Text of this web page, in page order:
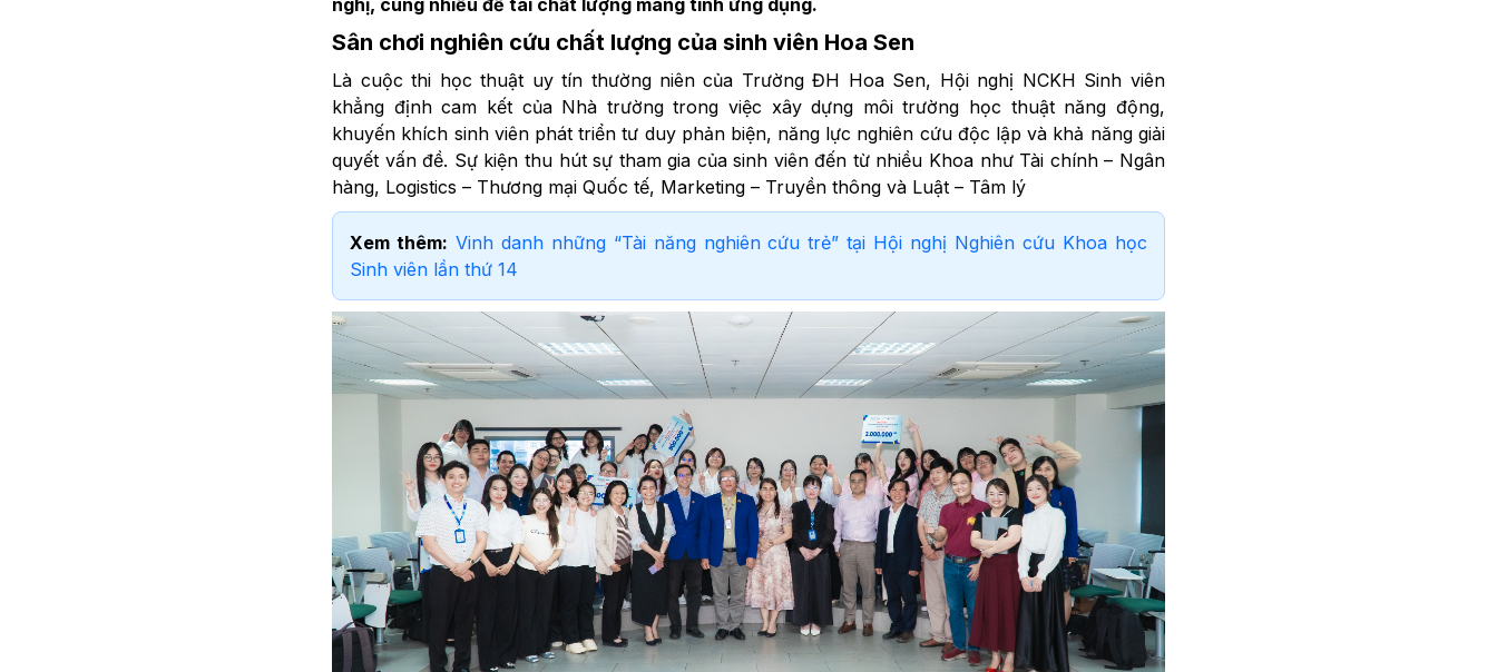
nghị, cùng nhiều đề tài chất lượng mang tính ứng dụng.
Sân chơi nghiên cứu chất lượng của sinh viên Hoa Sen
Là cuộc thi học thuật uy tín thường niên của Trường ĐH Hoa Sen, Hội nghị NCKH Sinh viên
khẳng định cam kết của Nhà trường trong việc xây dựng môi trường học thuật năng động,
khuyến khích sinh viên phát triển tư duy phản biện, năng lực nghiên cứu độc lập và khả năng giải
quyết vấn đề. Sự kiện thu hút sự tham gia của sinh viên đến từ nhiều Khoa như Tài chính – Ngân
hàng, Logistics – Thương mại Quốc tế, Marketing – Truyền thông và Luật – Tâm lý
Xem thêm: Vinh danh những “Tài năng nghiên cứu trẻ” tại Hội nghị Nghiên cứu Khoa học
Sinh viên lần thứ 14